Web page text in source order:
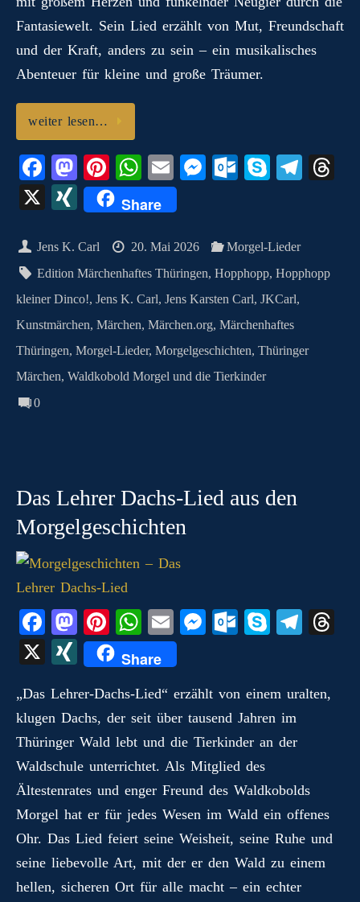
n t pp er .c
o
m
m
G
Fantasiewelt. Sein Lied erzählt von Mut, Freundschaft
und der Kraft, anders zu sein – ein musikalisches
Abenteuer für kleine und große Träumer.
weiter lesen…
Fa
ce
bo
ok
M
as
to
do
n
Pi
nt
er
es
t
W
ha
ts
A
pp
E
m
ail
M
ng
er
O
ok
.c
o
m
S
Te
m
X
X
N
G
Share
Jens K. Carl 20. Mai 2026
Morgel-Lieder
Edition Märchenhaftes Thüringen,Hopphopp,Hopphopp
kleiner Dinco!, Jens K. Carl, Jens Karsten Carl, JKCarl,
Kunstmärchen, Märchen, Märchen.org, Märchenhaftes
Thüringen, Morgel-Lieder, Morgelgeschichten, Thüringer
Märchen, Waldkobold Morgel und die Tierkinder
0
Das Lehrer Dachs-Lied aus den
Morgelgeschichten
Fa
ce
bo
ok
M
as
to
do
n
Pi
nt
er
es
t
W
ha
ts
A
pp
E
m
ail
M
ng
er
O
ok
.c
o
m
S
Te
a
X
X
N
G
Share
„Das Lehrer‑Dachs‑Lied“ erzählt von einem uralten,
klugen Dachs, der seit über tausend Jahren im
Thüringer Wald lebt und die Tierkinder an der
Waldschule unterrichtet. Als Mitglied des
Ältestenrates und enger Freund des Waldkobolds
Morgel hat er für jedes Wesen im Wald ein offenes
Ohr. Das Lied feiert seine Weisheit, seine Ruhe und
seine liebevolle Art, mit der er den Wald zu einem
hellen, sicheren Ort für alle macht – ein echter